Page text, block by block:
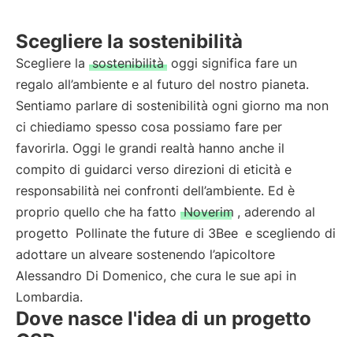
Scegliere la sostenibilità
Scegliere la sostenibilità oggi significa fare un
regalo all’ambiente e al futuro del nostro pianeta.
Sentiamo parlare di sostenibilità ogni giorno ma non
ci chiediamo spesso cosa possiamo fare per
favorirla. Oggi le grandi realtà hanno anche il
compito di guidarci verso direzioni di eticità e
responsabilità nei confronti dell’ambiente. Ed è
proprio quello che ha fatto Noverim , aderendo al
progetto Pollinate the future di 3Bee e scegliendo di
adottare un alveare sostenendo l’apicoltore
Alessandro Di Domenico, che cura le sue api in
Lombardia.
Dove nasce l'idea di un progetto